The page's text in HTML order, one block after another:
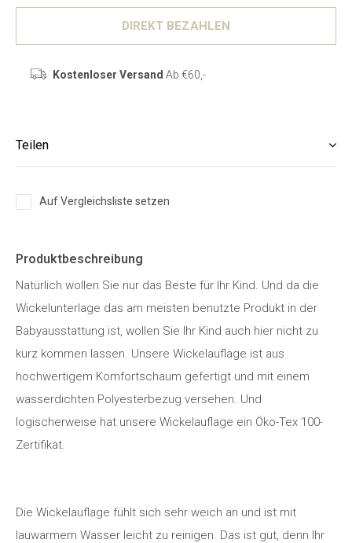
DIREKT BEZAHLEN
Kostenloser Versand Ab €60,-
Teilen
Auf Vergleichsliste setzen
Produktbeschreibung
Natürlich wollen Sie nur das Beste für Ihr Kind. Und da die
Wickelunterlage das am meisten benutzte Produkt in der
Babyausstattung ist, wollen Sie Ihr Kind auch hier nicht zu
kurz kommen lassen. Unsere Wickelauflage ist aus
hochwertigem Komfortschaum gefertigt und mit einem
wasserdichten Polyesterbezug versehen. Und
logischerweise hat unsere Wickelauflage ein Öko-Tex 100-
Zertifikat.
Die Wickelauflage fühlt sich sehr weich an und ist mit
lauwarmem Wasser leicht zu reinigen. Das ist gut, denn Ihr